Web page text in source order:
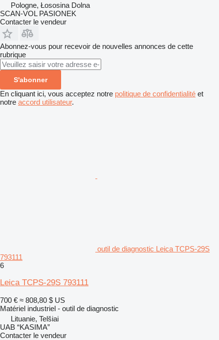
Pologne, Łososina Dolna
SCAN-VOL PASIONEK
Contacter le vendeur
Abonnez-vous pour recevoir de nouvelles annonces de cette
rubrique
S'abonner
En cliquant ici, vous acceptez notre politique de confidentialité et
notre accord utilisateur.
outil de diagnostic Leica TCPS-29S
793111
6
Leica TCPS-29S 793111
700 € ≈ 808,80 $ US
Matériel industriel - outil de diagnostic
Lituanie, Telšiai
UAB “KASIMA”
Contacter le vendeur